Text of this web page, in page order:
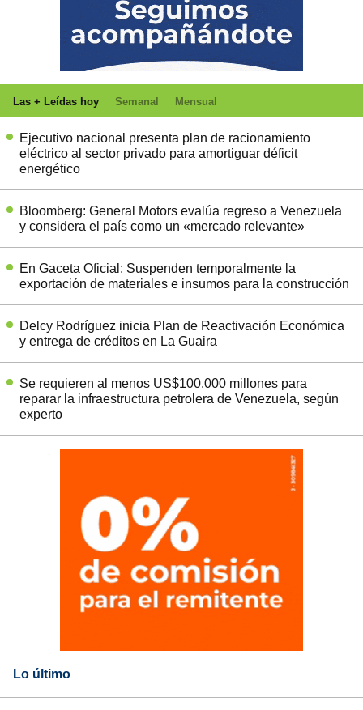
Las + Leídas hoy Semanal Mensual
Ejecutivo nacional presenta plan de racionamiento
eléctrico al sector privado para amortiguar déficit
energético
Bloomberg: General Motors evalúa regreso a Venezuela
y considera el país como un «mercado relevante»
En Gaceta Oficial: Suspenden temporalmente la
exportación de materiales e insumos para la construcción
Delcy Rodríguez inicia Plan de Reactivación Económica
y entrega de créditos en La Guaira
Se requieren al menos US$100.000 millones para
reparar la infraestructura petrolera de Venezuela, según
experto
Lo último